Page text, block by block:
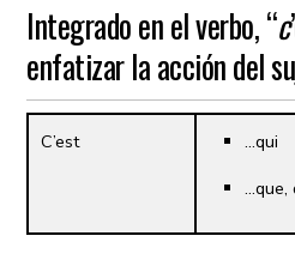
Integrado en el verbo, “c
enfatizar la acción del
C’est
…qui
…que,